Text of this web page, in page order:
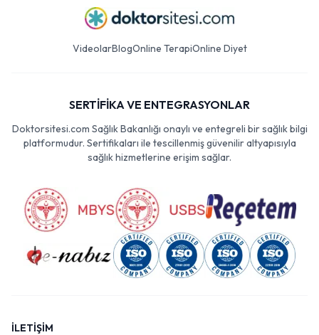
VideolarBlogOnline TerapiOnline Diyet
SERTİFİKA VE ENTEGRASYONLAR
Doktorsitesi.com Sağlık Bakanlığı onaylı ve entegreli bir sağlık bilgi
platformudur. Sertifikaları ile tescillenmiş güvenilir altyapısıyla
sağlık hizmetlerine erişim sağlar.
İLETİŞİM